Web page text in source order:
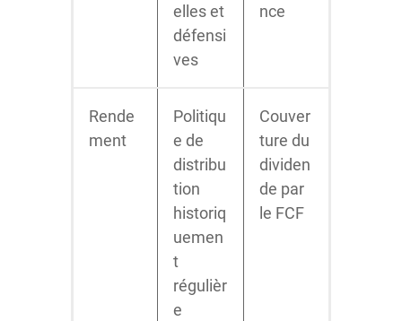
elles et
défensi
ves
nce
Rende
ment
Politiqu
e de
distribu
tion
historiq
uemen
t
régulièr
e
Couver
ture du
dividen
de par
le FCF